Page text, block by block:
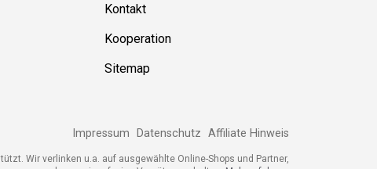
Kontakt
Kooperation
Sitemap
Impressum Datenschutz Affiliate Hinweis
Wir verlinken u.a. auf ausgewählte Online-Shops und Partner,